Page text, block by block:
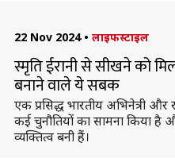
22 Nov 2024 • लाइफस्टाइल
स्मृति ईरानी से सीखने को
बनाने वाले ये सबक
एक प्रसिद्ध भारतीय अभिनेत्री
कई चुनौतियों का सामना किया
व्यक्तित्व बनी हैं।